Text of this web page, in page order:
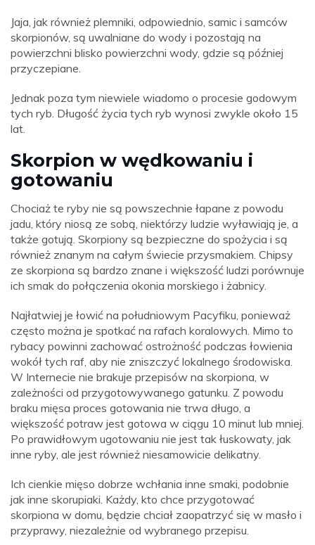
Jaja, jak również plemniki, odpowiednio, samic i samców
skorpionów, są uwalniane do wody i pozostają na
powierzchni blisko powierzchni wody, gdzie są później
przyczepiane.
Jednak poza tym niewiele wiadomo o procesie godowym
tych ryb. Długość życia tych ryb wynosi zwykle około 15
lat.
Skorpion w wędkowaniu i
gotowaniu
Chociaż te ryby nie są powszechnie łapane z powodu
jadu, który niosą ze sobą, niektórzy ludzie wyławiają je, a
także gotują. Skorpiony są bezpieczne do spożycia i są
również znanym na całym świecie przysmakiem. Chipsy
ze skorpiona są bardzo znane i większość ludzi porównuje
ich smak do połączenia okonia morskiego i żabnicy.
Najłatwiej je łowić na południowym Pacyfiku, ponieważ
często można je spotkać na rafach koralowych. Mimo to
rybacy powinni zachować ostrożność podczas łowienia
wokół tych raf, aby nie zniszczyć lokalnego środowiska.
W Internecie nie brakuje przepisów na skorpiona, w
zależności od przygotowywanego gatunku. Z powodu
braku mięsa proces gotowania nie trwa długo, a
większość potraw jest gotowa w ciągu 10 minut lub mniej.
Po prawidłowym ugotowaniu nie jest tak łuskowaty, jak
inne ryby, ale jest również niesamowicie delikatny.
Ich cienkie mięso dobrze wchłania inne smaki, podobnie
jak inne skorupiaki. Każdy, kto chce przygotować
skorpiona w domu, będzie chciał zaopatrzyć się w masło i
przyprawy, niezależnie od wybranego przepisu.